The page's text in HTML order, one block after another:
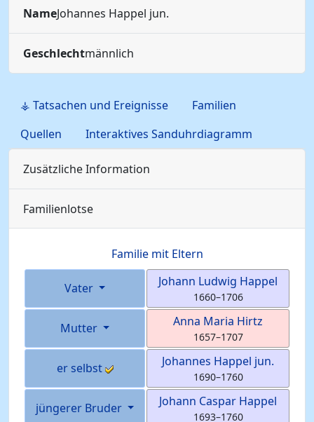
NameJohannes Happel jun.
Geschlechtmännlich
⚶ Tatsachen und Ereignisse
Familien
Quellen
Interaktives Sanduhrdiagramm
Zusätzliche Information
Familienlotse
Familie mit Eltern
Vater Johann Ludwig Happel
1660–1706
Mutter Anna Maria Hirtz
1657–1707
er selbst Johannes Happel jun.
1690–1760
jüngerer Bruder Johann Caspar Happel
1693–1760